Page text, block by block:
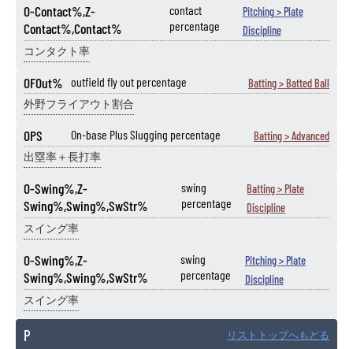
O-Contact%,Z-
Contact%,Contact%
contact
percentage
Pitching > Plate
Discipline
コンタクト率
OFOut% outfield fly out percentage Batting > Batted Ball
外野フライアウト割合
OPS On-base Plus Slugging percentage Batting > Advanced
出塁率＋長打率
O-Swing%,Z-
Swing%,Swing%,SwStr%
swing
percentage
Batting > Plate
Discipline
スイング率
O-Swing%,Z-
Swing%,Swing%,SwStr%
swing
percentage
Pitching > Plate
Discipline
スイング率
P リストトップへもどる